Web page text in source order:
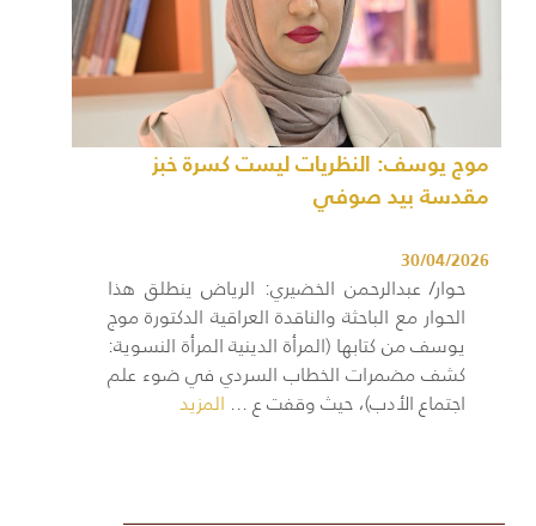
موج يوسف: النظريات ليست كسرة خبز
مقدسة بيد صوفي
30/04/2026
حوار/ عبدالرحمن الخضيري: الرياض ينطلق هذا
الحوار مع الباحثة والناقدة العراقية الدكتورة موج
يوسف من كتابها (المرأة الدينية المرأة النسوية:
كشف مضمرات الخطاب السردي في ضوء علم
اجتماع الأدب)، حيث وقفت ع ...المزيد